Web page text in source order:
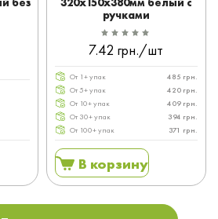
ручками
7.42 грн./шт
От 1+ упак
485 грн.
От 5+ упак
420 грн.
От 10+ упак
409 грн.
От 30+ упак
394 грн.
От 100+ упак
371 грн.
В корзину